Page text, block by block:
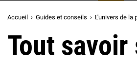
Accueil Guides et conseils L'univers de la
Tout savoir